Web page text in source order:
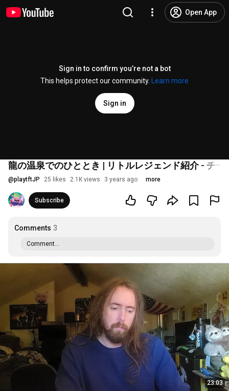
Open App
Sign in to confirm you’re not a bot
This helps protect our community.
Learn more
Sign in
龍の温泉でのひととき | リトルレジェンド紹介 - チ
@playtftJP 25 likes 2.1K views 3 years ago more
Subscribe
Comments 3
Comment...
23:03